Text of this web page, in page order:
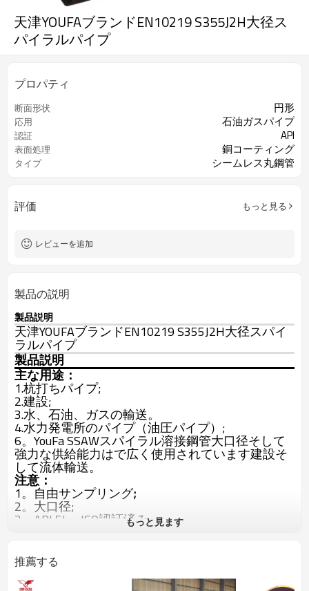
天津YOUFAブランドEN10219 S355J2H大径ス
パイラルパイプ
プロパティ
断面形状 円形
応用 石油ガスパイプ
認証 API
表面処理 銅コーティング
タイプ シームレス丸鋼管
評価 もっと見る
レビューを追加
製品の説明
製品説明
天津YOUFAブランドEN10219 S355J2H大径スパイ
ラルパイプ
製品説明
主な用途：
1.杭打ちパイプ;
2.建設;
3.水、石油、ガスの輸送。
4.水力発電所のパイプ（油圧パイプ）;
6。 YouFa SSAWスパイラル溶接鋼管大口径そして
強力な供給能力はで広く使用されています建設そ
して流体輸送。
注意：
1。 自由サンプリング;
2。 大口径;
3。 API 5L、ISO認証済み;
品質保証。
ご利用いただけます
に従って！
Group
もっと見ます
推薦する